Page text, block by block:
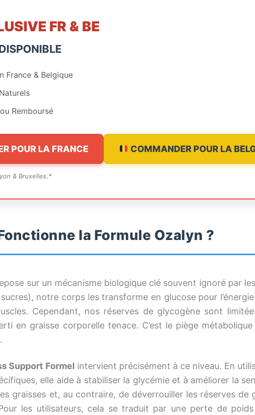
FR & BE
France & Belgique
Remboursé
POUR LA FRANCE COMMANDER POUR LA
& Bruxelles.*
la Formule Ozalyn ?
sur un mécanisme biologique clé souvent ignoré par
notre corps les transforme en glucose pour
Cependant, nos réserves de glycogène sont
en graisse corporelle tenace. C’est le piège
Support Formel intervient précisément à ce niveau. En
elle aide à stabiliser la glycémie et à améliorer la
graisses et, au contraire, de déverrouiller les réserves
Pour les utilisateurs, cela se traduit par une perte de